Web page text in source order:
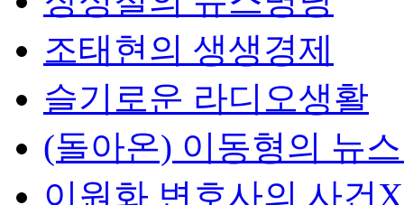
조태현의 생생경제
슬기로운 라디오생활
(돌아온) 이동형의 뉴
이원화 변호사의 사건